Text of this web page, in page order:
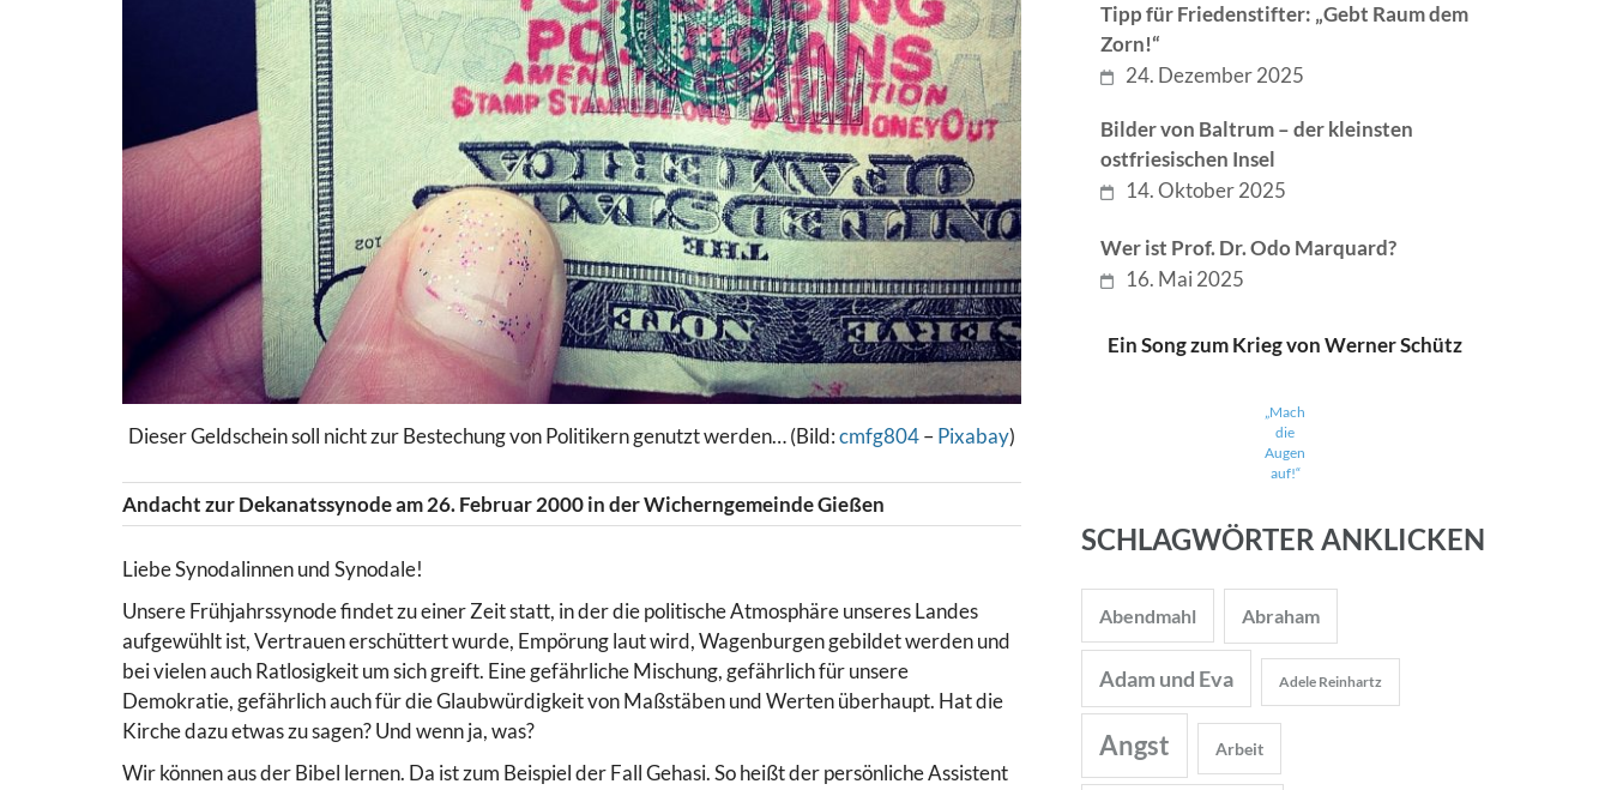
Dieser Geldschein soll nicht zur Bestechung von Politikern genutzt werden… (Bild:cmfg804–Pixabay)
Andacht zur Dekanatssynode am 26. Februar 2000 in der Wicherngemeinde Gießen
Liebe Synodalinnen und Synodale!
Unsere Frühjahrssynode findet zu einer Zeit statt, in der die politische Atmosphäre unseres Landes
aufgewühlt ist, Vertrauen erschüttert wurde, Empörung laut wird, Wagenburgen gebildet werden und
bei vielen auch Ratlosigkeit um sich greift. Eine gefährliche Mischung, gefährlich für unsere
Demokratie, gefährlich auch für die Glaubwürdigkeit von Maßstäben und Werten überhaupt. Hat die
Kirche dazu etwas zu sagen? Und wenn ja, was?
Wir können aus der Bibel lernen. Da ist zum Beispiel der Fall Gehasi. So heißt der persönliche Assistent
Tipp für Friedenstifter: „Gebt Raum dem
Zorn!“
24. Dezember 2025
Bilder von Baltrum – der kleinsten
ostfriesischen Insel
14. Oktober 2025
Wer ist Prof. Dr. Odo Marquard?
16. Mai 2025
Ein Song zum Krieg von Werner Schütz
„Mach
die
Augen
auf!“
SCHLAGWÖRTER ANKLICKEN
Abendmahl Abraham
Adam und Eva Adele Reinhartz
Angst Arbeit